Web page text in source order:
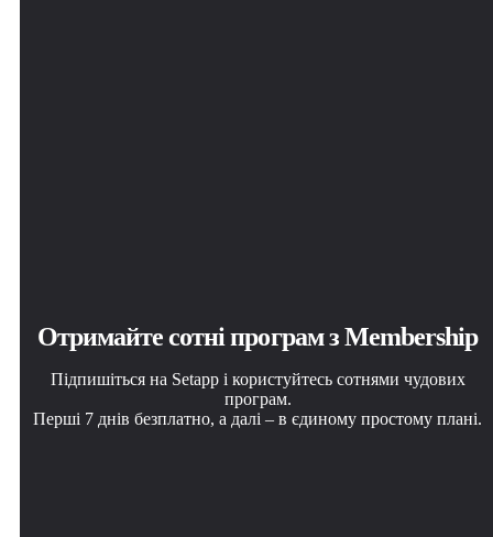
Отримайте сотні програм з Membership
Підпишіться на Setapp і користуйтесь сотнями чудових
програм.
Перші 7 днів безплатно, а далі – в єдиному простому плані.